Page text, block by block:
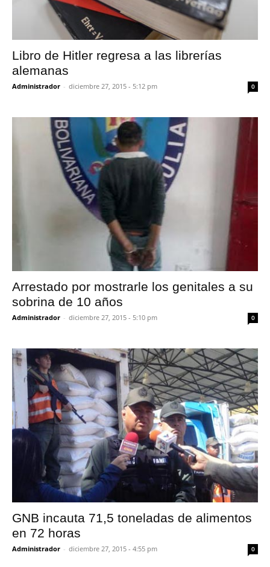
Libro de Hitler regresa a las librerías
alemanas
Administrador - diciembre 27, 2015 - 5:12 pm 0
Arrestado por mostrarle los genitales a su
sobrina de 10 años
Administrador - diciembre 27, 2015 - 5:10 pm 0
GNB incauta 71,5 toneladas de alimentos
en 72 horas
Administrador - diciembre 27, 2015 - 4:55 pm 0